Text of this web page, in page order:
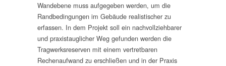
Wandebene muss aufgegeben werden, um die
Randbedingungen im Gebäude realistischer zu
erfassen. In dem Projekt soll ein nachvollziehbarer
und praxistauglicher Weg gefunden werden die
Tragwerksreserven mit einem vertretbaren
Rechenaufwand zu erschließen und in der Praxis